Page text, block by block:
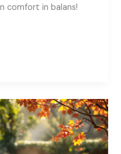
comfort in balans!